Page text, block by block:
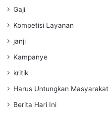
Gaji
Kompetisi Layanan
janji
Kampanye
kritik
Harus Untungkan Masyarakat
Berita Hari Ini